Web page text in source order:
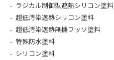
ラジカル制御型遮熱シリコン塗料
超低汚染遮熱シリコン塗料
超低汚染遮熱無機フッソ塗料
特殊防水塗料
シリコン塗料